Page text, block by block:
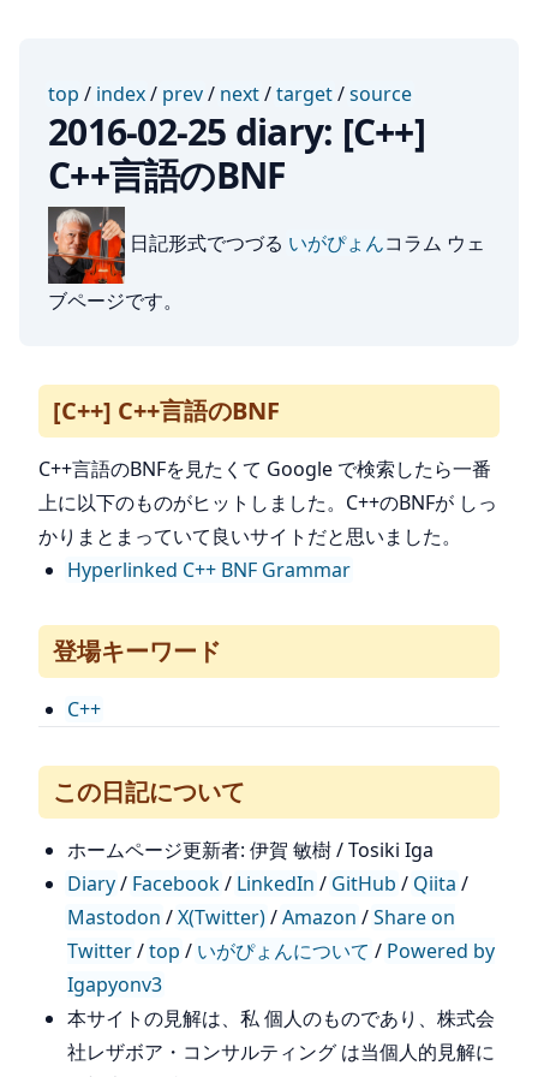
top / index/ prev/ next/target/source
2016-02-25 diary: [C++]
C++言語のBNF
日記形式でつづる いがぴょんコラム ウェ
ブページです。
[C++] C++言語のBNF
C++言語のBNFを見たくて Google で検索したら一番
上に以下のものがヒットしました。C++のBNFが しっ
かりまとまっていて良いサイトだと思いました。
Hyperlinked C++ BNF Grammar
登場キーワード
C++
この日記について
ホームページ更新者: 伊賀 敏樹 / Tosiki Iga
Diary/ Facebook/ LinkedIn / GitHub / Qiita /
Mastodon /X(Twitter)/Amazon /Share on
Twitter/top / いがぴょんについて / Powered by
Igapyonv3
本サイトの見解は、私 個人のものであり、株式会
社レザボア・コンサルティング は当個人的見解に